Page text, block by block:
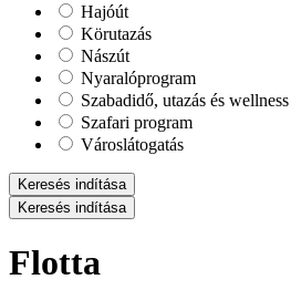
Hajóút
Körutazás
Nászút
Nyaralóprogram
Szabadidő, utazás és wellness
Szafari program
Városlátogatás
Keresés indítása
Keresés indítása
Flotta